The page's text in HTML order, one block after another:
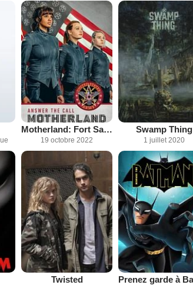
Motherland: Fort Salem
19 octobre 2022
Swamp Thing
1 juillet 2020
Twisted